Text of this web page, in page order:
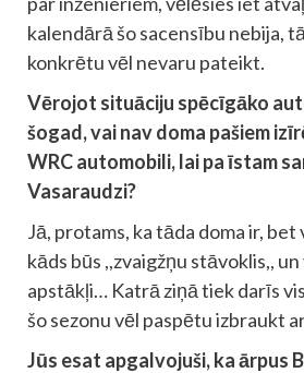
kalendārā šo sacensību nebija,
konkrētu vēl nevaru pateikt.
Vērojot situāciju spēcīgāko
šogad, vai nav doma pašiem
WRC automobili, lai pa īstam
Vasaraudzi?
Jā, protams, ka tāda doma ir,
kāds būs ,,zvaigžņu stāvoklis,,
apstākļi… Katrā ziņā tiek darīs
šo sezonu vēl paspētu izbraukt
Jūs esat apgalvojuši, ka ārpus